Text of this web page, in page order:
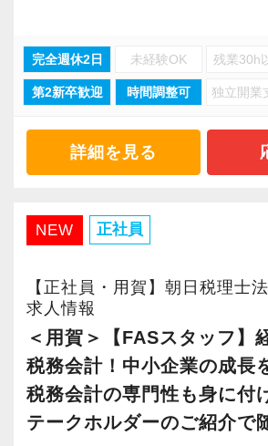
施企業」の認定を受け、今後も
い環境づくりを積極的に推進し
おりますので、当社で将来の不
ませんか？
【錦糸町の事務所はこんなオフ
錦糸町は”当社創業の地“。
17年間に及ぶ運営の中で、東京
都心部から周辺エリアに至るま
のお客様とのご縁が誕生した場
創業当時から現在までずっとお
お客様が多く、他の拠点よりも
フの距離感が近いという特徴が
を目指しましょう！
現在当社では「渋谷」「新宿」
ます。
2021年6月に「渋谷オフィス」
後「新宿オフィス」「大阪オフ
オフィス」が拡張移転！
さらに2022年12月には「柏オ
し、2025年には大阪オフィス
事業拡大を続けています。
安定性抜群の環境で自己成長を
社員の持つ「やる・やりたい」
大事にしているため、資格を持
完全週休2日 未経験OK 残業30h
第2新卒歓迎 時間調整可 独立開業
詳細を見る
NEW 正社員
【正社員・用賀】朝日税理士
求人情報
＜用賀＞【FASスタッフ】
税務会計！中小企業の成長
税務会計の専門性も身に付
テークホルダーのご紹介で